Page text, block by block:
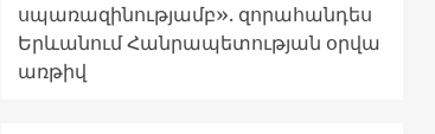
սպառազինությամբ». զորահանդես
Երևանում Հանրապետության օրվա
առթիվ